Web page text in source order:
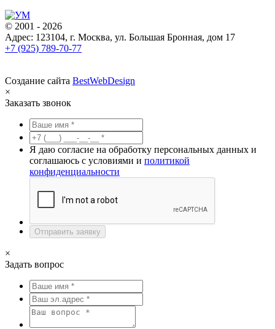
© 2001 - 2026
Адрес: 123104, г. Москва, ул. Большая Бронная, дом 17
+7 (925) 789-70-77
Создание сайта BestWebDesign
×
Заказать звонок
Я даю согласие на обработку персональных данных и
соглашаюсь с условиями и политикой
конфиденциальности
Отправить заявку
×
Задать вопрос